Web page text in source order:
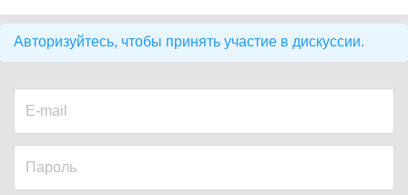
Авторизуйтесь, чтобы принять участие в дискуссии.